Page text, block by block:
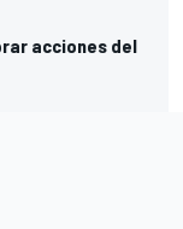
acciones del